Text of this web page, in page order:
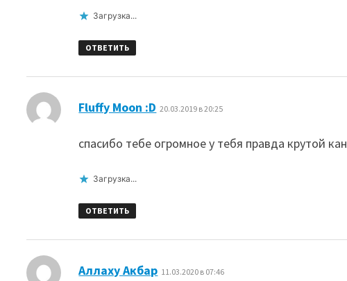
Загрузка...
ОТВЕТИТЬ
Fluffy Moon :D 20.03.2019 в 20:25
спасибо тебе огромное у тебя правда крутой
Загрузка...
ОТВЕТИТЬ
Аллаху Акбар 11.03.2020 в 07:46